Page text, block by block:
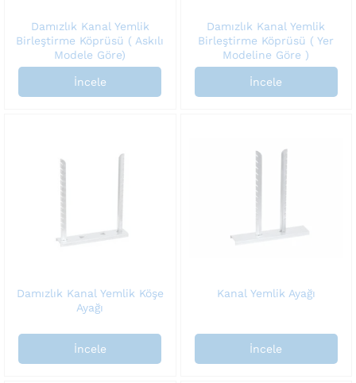
Damızlık Kanal Yemlik
Birleştirme Köprüsü ( Askılı
Modele Göre)
İncele
Damızlık Kanal Yemlik
Birleştirme Köprüsü ( Yer
Modeline Göre )
İncele
Damızlık Kanal Yemlik Köşe
Ayağı
İncele
Kanal Yemlik Ayağı
İncele